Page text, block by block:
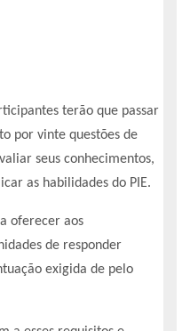
terão que passar
por vinte questões de
seus conhecimentos,
as habilidades do PIE.
oferecer aos
de responder
exigida de pelo